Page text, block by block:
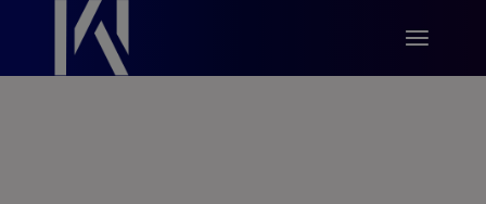
modal-check